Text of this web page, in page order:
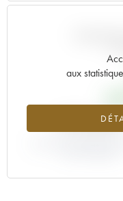
aux